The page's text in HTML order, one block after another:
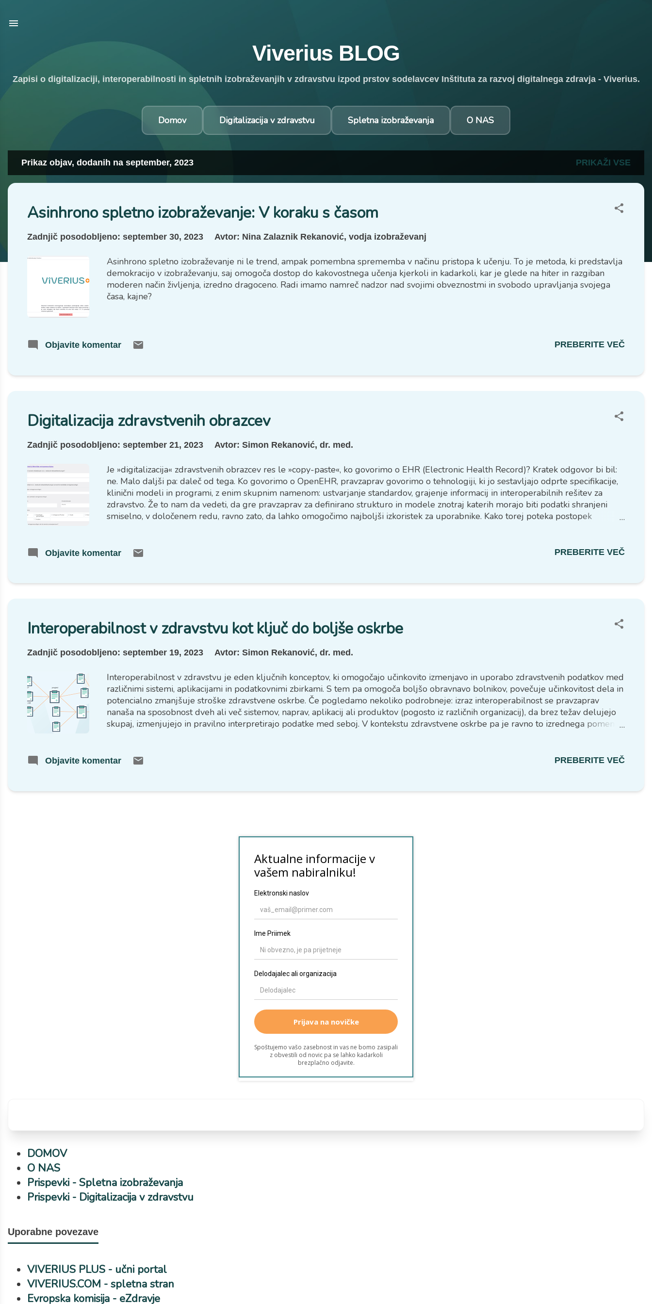
Viverius BLOG
Zapisi o digitalizaciji, interoperabilnosti in spletnih izobraževanjih v zdravstvu izpod prstov sodelavcev Inštituta za razvoj digitalnega zdravja - Viverius.
Domov Digitalizacija v zdravstvu Spletna izobraževanja O NAS
b
Prikaz objav, dodanih na september, 2023 PRIKAŽI VSE
Asinhrono spletno izobraževanje: V koraku s časom
Zadnjič posodobljeno: september 30, 2023 Avtor: Nina Zalaznik Rekanović, vodja izobraževanj
Asinhrono spletno izobraževanje ni le trend, ampak pomembna sprememba v načinu pristopa k učenju. To je metoda, ki predstavlja
demokracijo v izobraževanju, saj omogoča dostop do kakovostnega učenja kjerkoli in kadarkoli, kar je glede na hiter in razgiban
moderen način življenja, izredno dragoceno. Radi imamo namreč nadzor nad svojimi obveznostmi in svobodo upravljanja svojega
časa, kajne?
Objavite komentar PREBERITE VEČ
Digitalizacija zdravstvenih obrazcev
Zadnjič posodobljeno: september 21, 2023 Avtor: Simon Rekanović, dr. med.
Je »digitalizacija« zdravstvenih obrazcev res le »copy-paste«, ko govorimo o EHR (Electronic Health Record)? Kratek odgovor bi bil:
ne. Malo daljši pa: daleč od tega. Ko govorimo o OpenEHR, pravzaprav govorimo o tehnologiji, ki jo sestavljajo odprte specifikacije,
klinični modeli in programi, z enim skupnim namenom: ustvarjanje standardov, grajenje informacij in interoperabilnih rešitev za
zdravstvo. Že to nam da vedeti, da gre pravzaprav za definirano strukturo in modele znotraj katerih morajo biti podatki shranjeni
smiselno, v določenem redu, ravno zato, da lahko omogočimo najboljši izkoristek za uporabnike. Kako torej poteka postopek
(čemu služi) oziroma zahtevanih podatkov ter kdo običajno ta podatek zapiše/izpolni/shrani. Ko smo prepričani...
Objavite komentar PREBERITE VEČ
Interoperabilnost v zdravstvu kot ključ do boljše oskrbe
Zadnjič posodobljeno: september 19, 2023 Avtor: Simon Rekanović, dr. med.
Interoperabilnost v zdravstvu je eden ključnih konceptov, ki omogočajo učinkovito izmenjavo in uporabo zdravstvenih podatkov med
različnimi sistemi, aplikacijami in podatkovnimi zbirkami. S tem pa omogoča boljšo obravnavo bolnikov, povečuje učinkovitost dela in
potencialno zmanjšuje stroške zdravstvene oskrbe. Če pogledamo nekoliko podrobneje: izraz interoperabilnost se pravzaprav
nanaša na sposobnost dveh ali več sistemov, naprav, aplikacij ali produktov (pogosto iz različnih organizacij), da brez težav delujejo
skupaj, izmenjujejo in pravilno interpretirajo podatke med seboj. V kontekstu zdravstvene oskrbe pa je ravno to izrednega pomena,
kje so bili ti podatki prvotno ustvarjeni ali shranjeni. Torej, kaj bi to pomenilo za v...
Objavite komentar PREBERITE VEČ
DOMOV
O NAS
Prispevki - Spletna izobraževanja
Prispevki - Digitalizacija v zdravstvu
Uporabne povezave
VIVERIUS PLUS - učni portal
VIVERIUS.COM - spletna stran
Evropska komisija - eZdravje